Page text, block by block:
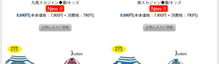
九尾スカジャン◆朧/キッズ
8,690円(本体価格：7,900円 + 消費税：790円)
狼スカジャン◆朧/キッズ
8,690円(本体価格：7,900円 + 消費税：790円)